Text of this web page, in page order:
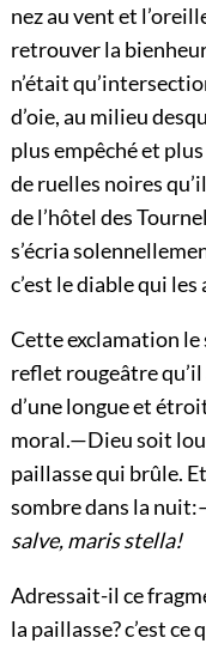
nez au vent et
retrouver la
n’était
d’oie, au milieu
plus empêché et
de ruelles noires
de l’hôtel des
s’écria
c’est le diable qui les
Cette exclamation le
reflet rougeâtre
d’une longue et
moral.—Dieu soit
paillasse qui brûle.
sombre dans la
salve, maris stella!
Adressait-il ce
la paillasse? c’est